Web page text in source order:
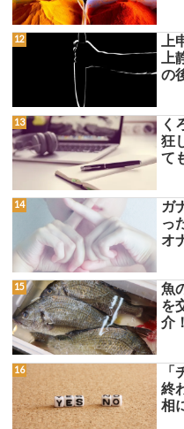
の
く
狂
て
ガ
っ
オ
魚
を
介！
終
相